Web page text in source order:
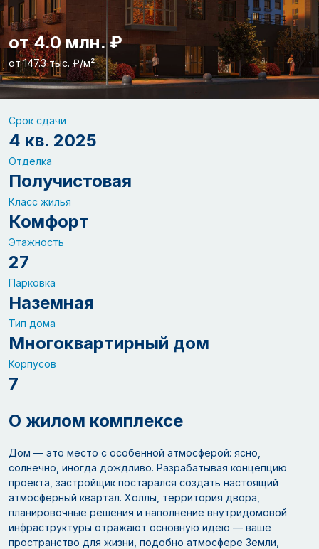
от 4.0 млн. ₽
от 147.3 тыс. ₽/м²
О жилом комплексе
Дом — это место с особенной атмосферой: ясно,
солнечно, иногда дождливо. Разрабатывая концепцию
проекта, застройщик постарался создать настоящий
атмосферный квартал. Холлы, территория двора,
планировочные решения и наполнение внутридомовой
инфраструктуры отражают основную идею — ваше
пространство для жизни, подобно атмосфере Земли,
Срок сдачи
4 кв. 2025
Отделка
Получистовая
Класс жилья
Комфорт
Этажность
27
Парковка
Наземная
Тип дома
Многоквартирный дом
Корпусов
7